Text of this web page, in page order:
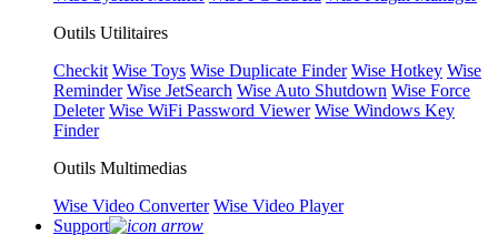
Outils Utilitaires
Checkit Wise Toys Wise Duplicate Finder Wise Hotkey Wise
Reminder Wise JetSearch Wise Auto Shutdown Wise Force
Deleter Wise WiFi Password Viewer Wise Windows Key
Finder
Outils Multimedias
Wise Video Converter Wise Video Player
Support